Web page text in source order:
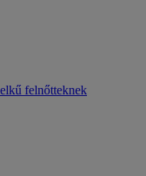
felnőtteknek